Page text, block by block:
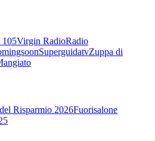
105Virgin RadioRadio
SuperguidatvZuppa di
Risparmio 2026Fuorisalone